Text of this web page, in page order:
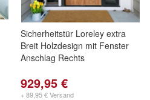
Sicherheitstür Loreley extra
Breit Holzdesign mit Fenster
Anschlag Rechts
929,95 €
+ 89,95 € Versand